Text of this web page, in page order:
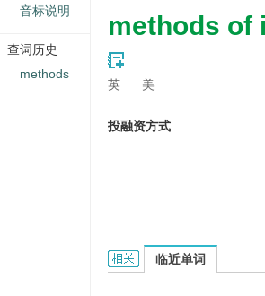
methods of
英 美
投融资方式
methods of investment
临近单词
音标说明
查词历史
methods